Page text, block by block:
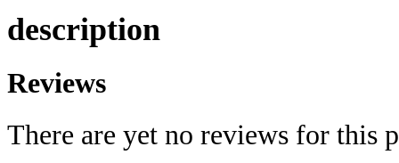
description
Reviews
There are yet no reviews for this